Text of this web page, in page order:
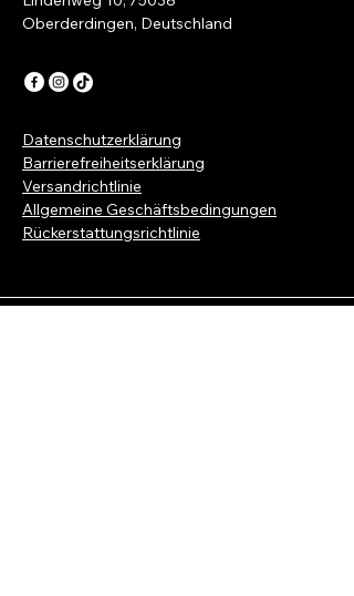
Oberderdingen, Deutschland
Datenschutzerklärung
Barrierefreiheitserklärung
Versandrichtlinie
Allgemeine Geschäftsbedingungen
Rückerstattungsrichtlinie